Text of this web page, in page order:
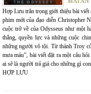
Hợp Lưu trân trọng giới thiệu bài
phim mới của đạo diễn Christopher
cuộc trở về của Odysseus như một
thắng, quyền lực và những cuộc
những người vô tội. Từ thành Troy
mưa máu”, bài viết đặt ra một câu
ai sẽ là người trả giá cho những gì
HỢP LƯU